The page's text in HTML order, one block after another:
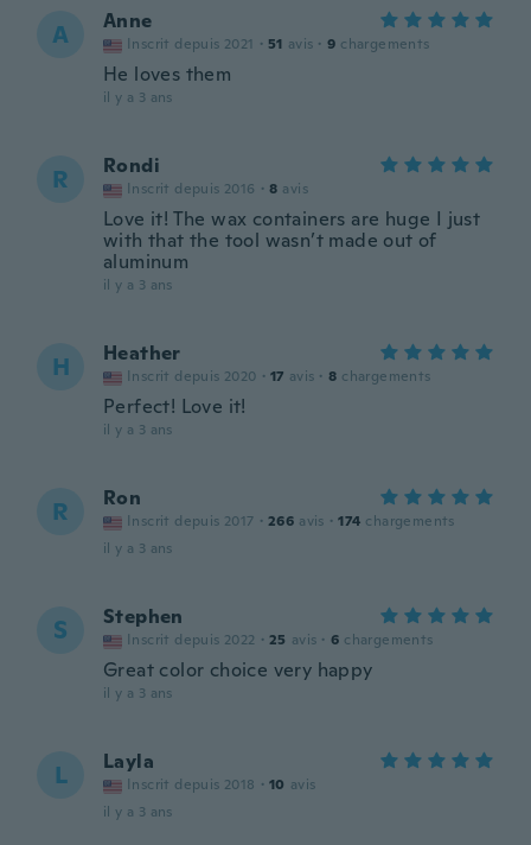
A Anne
Inscrit depuis 2021 · 51 avis · 9 chargements
He loves them
il y a 3 ans
R Rondi
Inscrit depuis 2016 · 8 avis
Love it! The wax containers are huge I just
with that the tool wasn’t made out of
aluminum
il y a 3 ans
H Heather
Inscrit depuis 2020 · 17 avis · 8 chargements
Perfect! Love it!
il y a 3 ans
R Ron
Inscrit depuis 2017 · 266 avis · 174 chargements
il y a 3 ans
S Stephen
Inscrit depuis 2022 · 25 avis · 6 chargements
Great color choice very happy
il y a 3 ans
L Layla
Inscrit depuis 2018 · 10 avis
il y a 3 ans